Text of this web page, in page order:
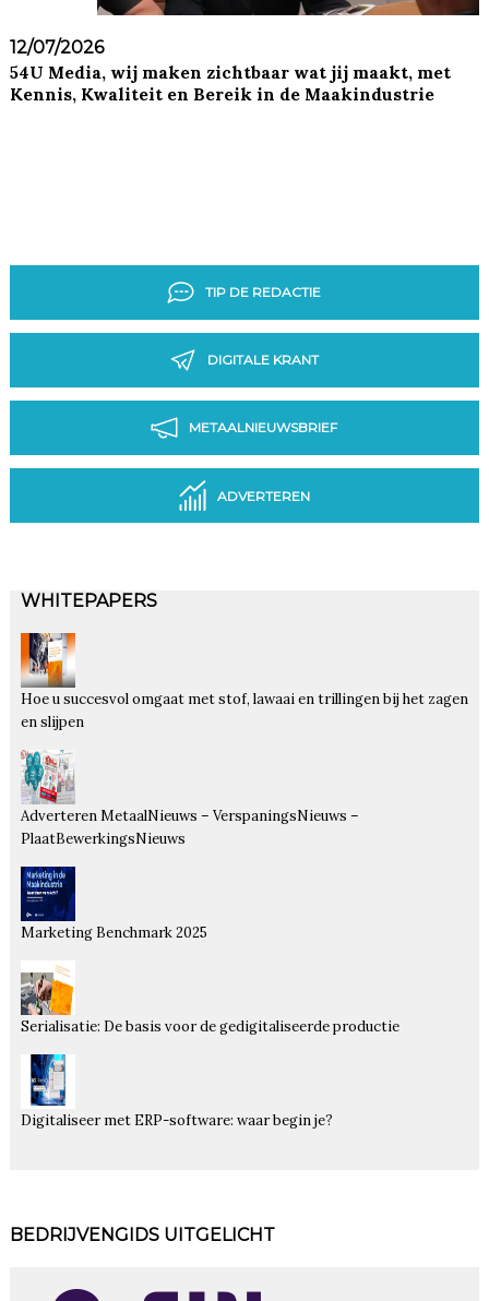
12/07/2026
54U Media, wij maken zichtbaar wat jij maakt, met
Kennis, Kwaliteit en Bereik in de Maakindustrie
TIP DE REDACTIE
DIGITALE KRANT
METAALNIEUWSBRIEF
ADVERTEREN
WHITEPAPERS
Hoe u succesvol omgaat met stof, lawaai en trillingen bij het zagen
en slijpen
Adverteren MetaalNieuws – VerspaningsNieuws –
PlaatBewerkingsNieuws
Marketing Benchmark 2025
Serialisatie: De basis voor de gedigitaliseerde productie
Digitaliseer met ERP-software: waar begin je?
BEDRIJVENGIDS UITGELICHT